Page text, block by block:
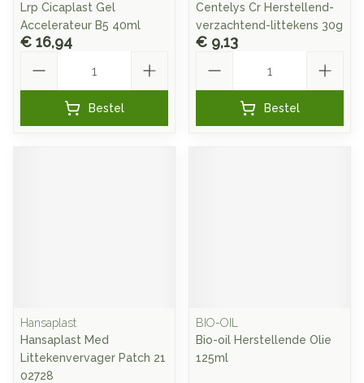
Lrp Cicaplast Gel
Accelerateur B5 40ml
€ 16,94
Bestel
Centelys Cr Herstellend-
verzachtend-littekens 30g
€ 9,13
Bestel
Hansaplast
Hansaplast Med
Littekenvervager Patch 21
02728
BIO-OIL
Bio-oil Herstellende Olie
125ml